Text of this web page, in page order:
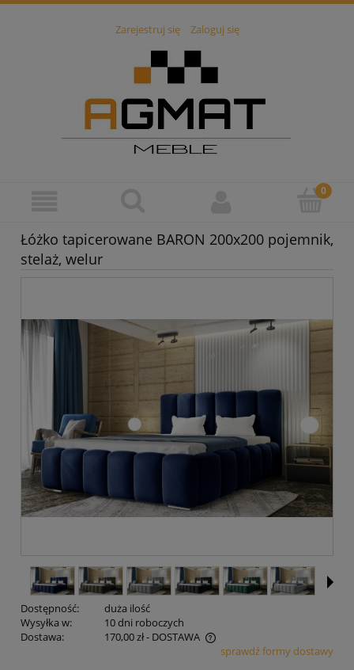
Zarejestruj się Zaloguj się
Łóżko tapicerowane BARON 200x200 pojemnik,
stelaż, welur
Dostępność:
duża ilość
Wysyłka w:
10 dni roboczych
Dostawa:
170,00 zł- DOSTAWA
Cena nie zawiera ewentualnych kosztów płatnościsprawdź formy dostawy